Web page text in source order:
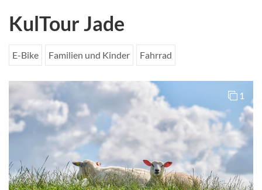
KulTour Jade
E-Bike Familien und Kinder Fahrrad
1